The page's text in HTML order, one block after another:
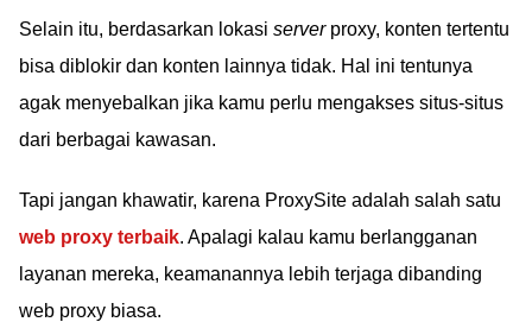
Selain itu, berdasarkan lokasi serverproxy, konten tertentu
bisa diblokir dan konten lainnya tidak. Hal ini tentunya
agak menyebalkan jika kamu perlu mengakses situs-situs
dari berbagai kawasan.
Tapi jangan khawatir, karena ProxySite adalah salah satu
web proxy terbaik. Apalagi kalau kamu berlangganan
layanan mereka, keamanannya lebih terjaga dibanding
web proxy biasa.